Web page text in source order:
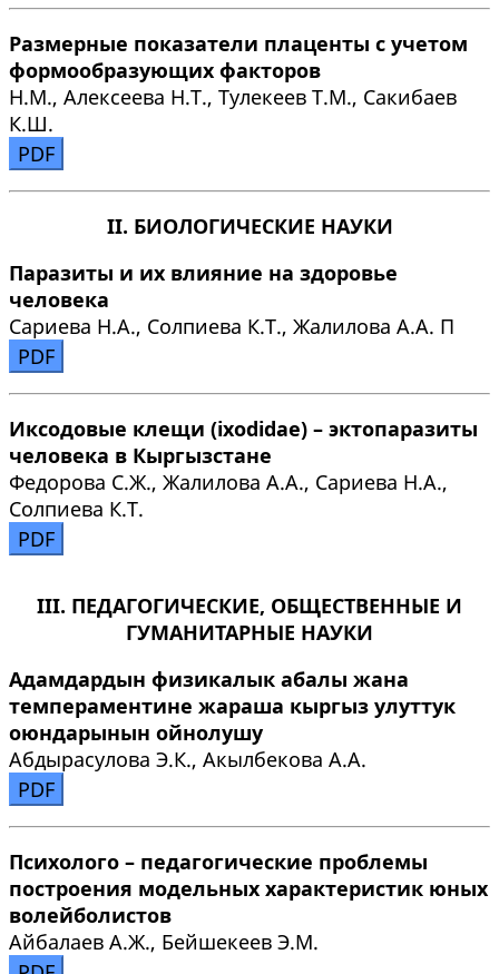
Размерные показатели плаценты с учетом
формообразующих факторов
Н.М., Алексеева Н.Т., Тулекеев Т.М., Сакибаев
К.Ш.
PDF
II. БИОЛОГИЧЕСКИЕ НАУКИ
Паразиты и их влияние на здоровье
человека
Сариева Н.А., Солпиева К.Т., Жалилова А.А. П
PDF
Иксодовые клещи (ixodidae) – эктопаразиты
человека в Кыргызстане
Федорова С.Ж., Жалилова А.А., Сариева Н.А.,
Солпиева К.Т.
PDF
III. ПЕДАГОГИЧЕСКИЕ, ОБЩЕСТВЕННЫЕ И
ГУМАНИТАРНЫЕ НАУКИ
Адамдардын физикалык абалы жана
темпераментине жараша кыргыз улуттук
оюндарынын ойнолушу
Абдырасулова Э.К., Акылбекова А.А.
PDF
Психолого – педагогические проблемы
построения модельных характеристик юных
волейболистов
Айбалаев А.Ж., Бейшекеев Э.М.